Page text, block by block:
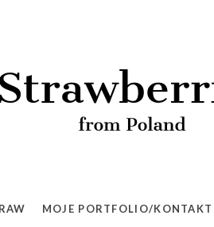
MOJE PORTFOLIO/KONTAKT